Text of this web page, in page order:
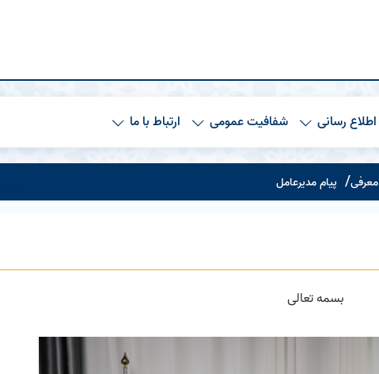
اطلاع رسانی شفافیت عمومی ارتباط با ما
معرفی پیام مدیرعامل
بسمه تعالی